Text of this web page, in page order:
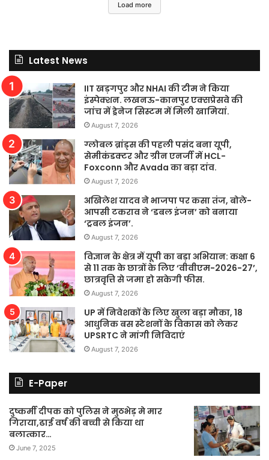
Load more
Latest News
IIT खड़गपुर और NHAI की टीम ने किया
इंस्पेक्शन. लखनऊ-कानपुर एक्सप्रेसवे की
जांच में ड्रेनेज सिस्टम में मिली खामियां.
August 7, 2026
ग्लोबल ब्रांड्स की पहली पसंद बना यूपी,
सेमीकंडक्टर और ग्रीन एनर्जी में HCL-
Foxconn और Avada का बड़ा दांव.
August 7, 2026
अखिलेश यादव ने भाजपा पर कसा तंज, बोले-
आपसी टकराव ने ‘डबल इंजन’ को बनाया
‘ट्रबल इंजन’.
August 7, 2026
विज्ञान के क्षेत्र में यूपी का बड़ा अभियान: कक्षा 6
से 11 तक के छात्रों के लिए ‘वीवीएम-2026-27’,
छात्रवृत्ति से जमा हो सकेगी फीस.
August 7, 2026
UP में निवेशकों के लिए खुला बड़ा मौका, 18
आधुनिक बस स्टेशनों के विकास को लेकर
UPSRTC ने मांगी निविदाएं
August 7, 2026
E-Paper
दुष्कर्मी दीपक को पुलिस ने मुठभेड़ मे मार
गिराया,ढाई वर्ष की बच्ची से किया था
बलात्कार…
June 7, 2025